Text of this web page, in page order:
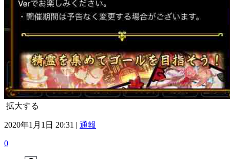
拡大する
2020年1月1日 20:31 | 通報
0